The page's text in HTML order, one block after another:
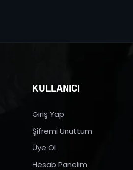
KULLANICI
Giriş Yap
Şifremi Unuttum
Üye OL
Hesab Panelim